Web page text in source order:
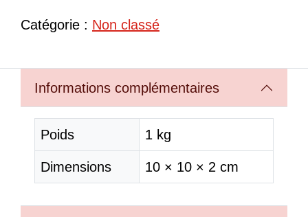
Catégorie : Non classé
Informations complémentaires
Poids 1 kg
Dimensions 10 × 10 × 2 cm